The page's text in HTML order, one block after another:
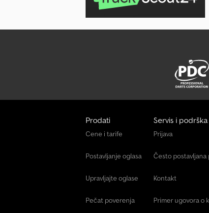
Prodati
Cene i tarife
Postavljanje oglasa
Upravljajte oglase
Pečat poverenja
Servis i podrška
Prijava
Često postavljana
Kontakt
Primer ugovora o